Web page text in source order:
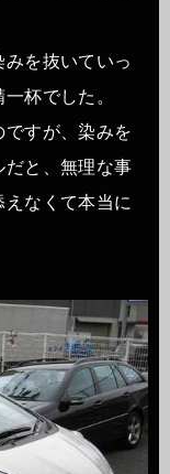
を抜いていっ
杯でした。
ですが、染みを
だと、無理な事
なくて本当に